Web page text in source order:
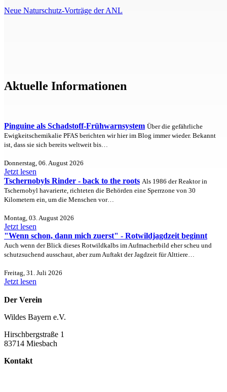
Neue Naturschutz-Vorträge der ANL
Aktuelle Informationen
Pinguine als Schadstoff-Frühwarnsystem Über die gefährliche
Ewigkeitschemikalie PFAS berichten wir hier im Blog immer wieder. Bekannt
ist, dass sie sich bereits weltweit bis…
Donnerstag, 06. August 2026
Jetzt lesen
Tschernobyls Rinder - back to the roots Als 1986 der Reaktor in
Tschernobyl havarierte, richteten die Behörden eine Sperrzone von 30
Kilometern ein, um die Menschen vor…
Montag, 03. August 2026
Jetzt lesen
"Wenn schon, dann mich zuerst" - Rotwildjagdzeit beginnt
Auch wenn der Blick dieses Rotwildkalbs im Aufmacherbild eher scheu und
schutzsuchend ausschaut, aber zum Auftakt der Jagdzeit für Alttiere…
Freitag, 31. Juli 2026
Jetzt lesen
Der Verein
Wildes Bayern e.V.
Hirschbergstraße 1
83714 Miesbach
Kontakt